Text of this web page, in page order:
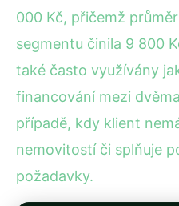
000 Kč, přičemž
segmentu činila 9 800
také často využívány
financování mezi
případě, kdy klient
nemovitostí či splňuje
požadavky.